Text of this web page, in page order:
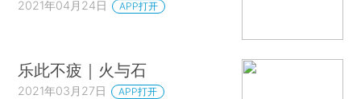
2021年04月24日 APP打开
乐此不疲｜火与石
2021年03月27日 APP打开